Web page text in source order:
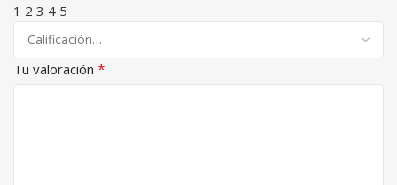
1 2 3 4 5
Tu valoración *